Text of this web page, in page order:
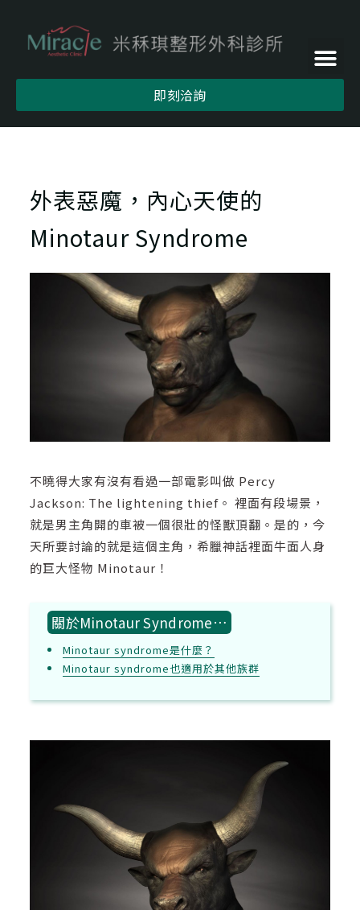
即刻洽詢
外表惡魔，內心天使的
Minotaur Syndrome
不曉得大家有沒有看過一部電影叫做 Percy
Jackson: The lightening thief。 裡面有段場景，
就是男主角開的車被一個很壯的怪獸頂翻。是的，今
天所要討論的就是這個主角，希臘神話裡面牛面人身
的巨大怪物 Minotaur！
關於Minotaur Syndrome…
Minotaur syndrome是什麼？
Minotaur syndrome也適用於其他族群